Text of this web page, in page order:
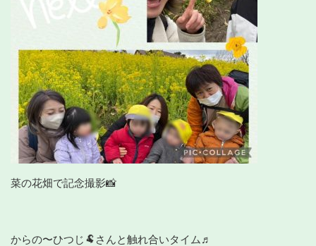
菜の花畑で記念撮影📸
からの〜ひつじ🐏さんと触れ合いタイム♬